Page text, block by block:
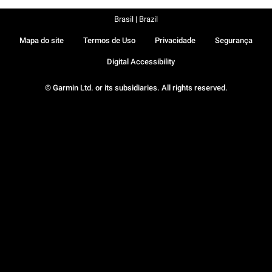
© Garmin Ltd. or its subsidiaries. All rights reserved.
Mapa do site Termos de Uso Privacidade Segurança
Digital Accessibility
Brasil | Brazil